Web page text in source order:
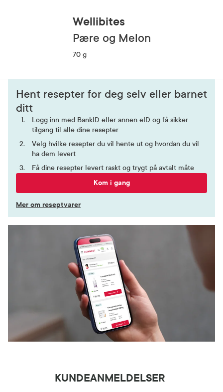
Wellibites
Pære og Melon
70 g
Hent resepter for deg selv eller barnet
ditt
Logg inn med BankID eller annen eID og få sikker
tilgang til alle dine resepter
Velg hvilke resepter du vil hente ut og hvordan du vil
ha dem levert
Få dine resepter levert raskt og trygt på avtalt måte
Kom i gang
Mer om reseptvarer
KUNDEANMELDELSER